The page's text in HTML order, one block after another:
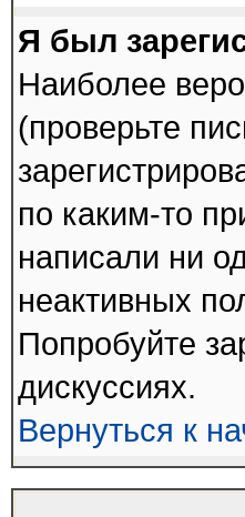
Я был
Наиболее
(проверьте
по каким-то
написали ни
неактивных
Попробуйте
дискуссиях.
Вернуться к